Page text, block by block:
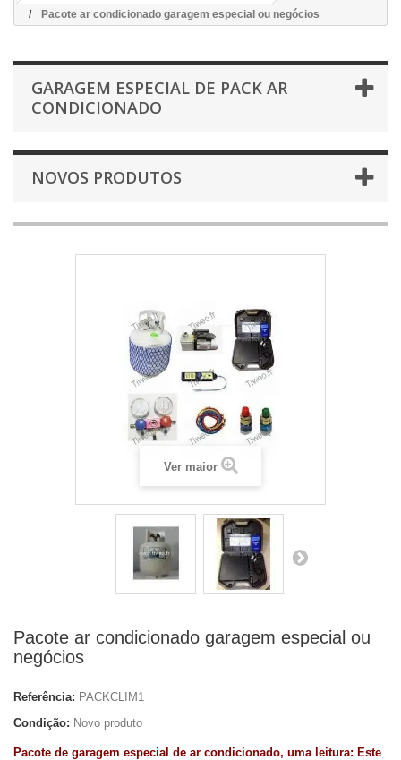
Pacote ar condicionado garagem especial ou negócios
GARAGEM ESPECIAL DE PACK AR
CONDICIONADO
NOVOS PRODUTOS
Ver maior
Pacote ar condicionado garagem especial ou
negócios
Referência: PACKCLIM1
Condição: Novo produto
Pacote de garagem especial de ar condicionado, uma leitura: Este